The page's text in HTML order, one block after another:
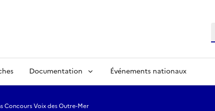
Documentation Événements nationaux
Concours Voix des Outre-Mer